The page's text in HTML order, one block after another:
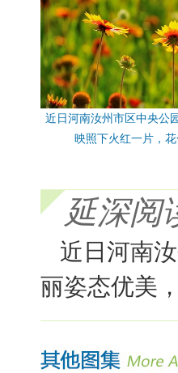
近日河南汝州市区中央公
映照下火红一片，
延深阅
近日河南
丽姿态优美